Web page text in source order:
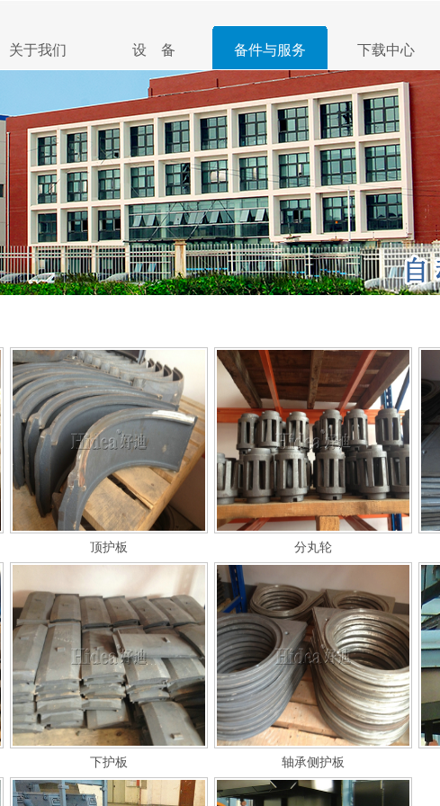
关于我们 设 备 备件与服务 下载中心
顶护板 分丸轮
下护板 轴承侧护板